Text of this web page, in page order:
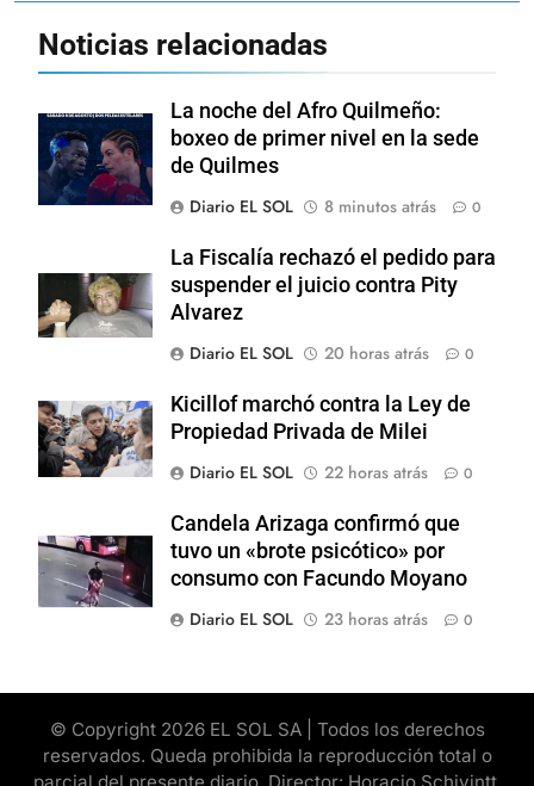
Noticias relacionadas
La noche del Afro Quilmeño:
boxeo de primer nivel en la sede
de Quilmes
Diario EL SOL
8 minutos atrás 0
La Fiscalía rechazó el pedido para
suspender el juicio contra Pity
Alvarez
Diario EL SOL
20 horas atrás 0
Kicillof marchó contra la Ley de
Propiedad Privada de Milei
Diario EL SOL
22 horas atrás 0
Candela Arizaga confirmó que
tuvo un «brote psicótico» por
consumo con Facundo Moyano
Diario EL SOL
23 horas atrás 0
© Copyright 2026 EL SOL SA | Todos los derechos
reservados. Queda prohibida la reproducción total o